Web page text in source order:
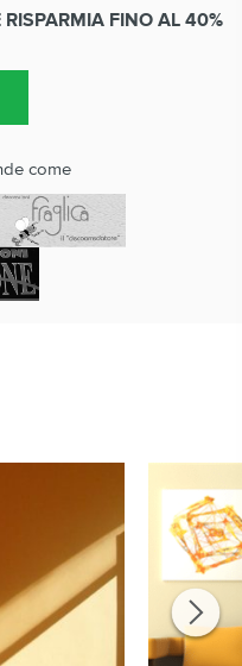
RISPARMIA FINO AL 40%
come